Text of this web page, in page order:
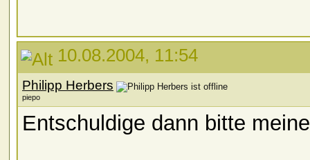
10.08.2004, 11:54
Philipp Herbers
piepo
Entschuldige dann bitte